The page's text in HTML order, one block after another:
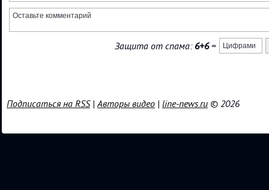
Защита от спама: 6+6=
Подписаться на RSS|Авторы видео | line-news.ru © 2026